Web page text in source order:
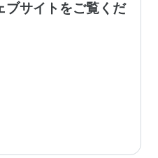
ブサイトをご覧くだ